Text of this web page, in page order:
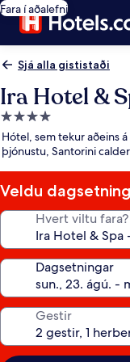
Fara í aðalefni
Sjá alla gististaði
Ira Hotel &
4.0
stjörnu
gististaður
Hótel, sem tekur aðeins
þjónustu, Santorini
Veldu
Hvert viltu fara?
Dagsetningar
Gestir